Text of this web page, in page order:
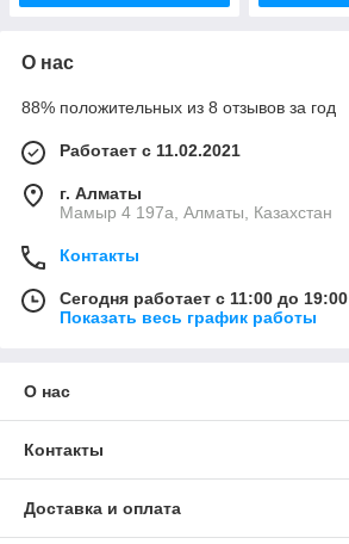
О нас
88% положительных из 8 отзывов за год
Работает с 11.02.2021
г. Алматы
Мамыр 4 197а, Алматы, Казахстан
Контакты
Сегодня работает с 11:00 до 19:00
Показать весь график работы
О нас
Контакты
Доставка и оплата